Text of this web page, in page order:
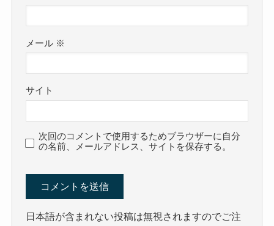
メール ※
サイト
次回のコメントで使用するためブラウザーに自分
の名前、メールアドレス、サイトを保存する。
日本語が含まれない投稿は無視されますのでご注